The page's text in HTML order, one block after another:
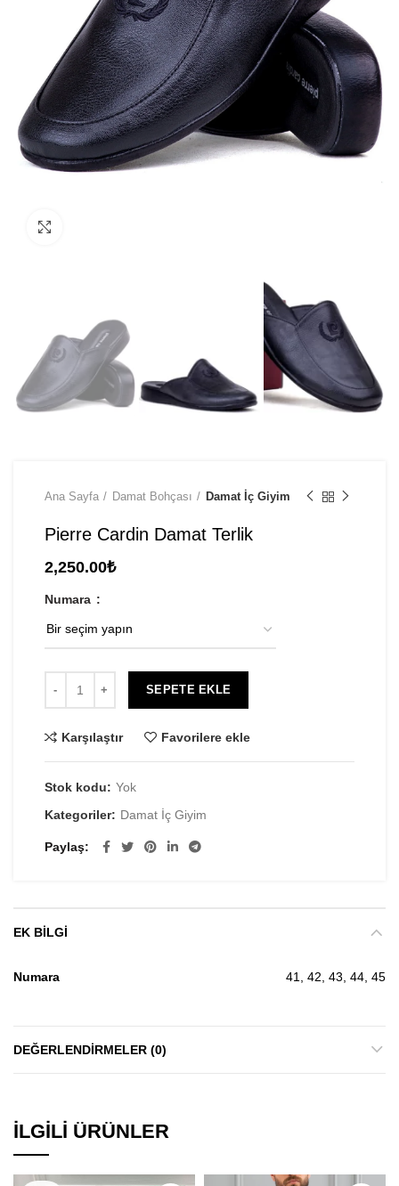
Ana Sayfa Damat Bohçası Damat İç Giyim
Pierre Cardin Damat Terlik
2,250.00₺
Numara
SEPETE EKLE
Karşılaştır Favorilere ekle
Stok kodu: Yok
Kategoriler: Damat İç Giyim
Paylaş
EK BILGI
Numara 41, 42, 43, 44, 45
DEĞERLENDIRMELER (0)
İLGILI ÜRÜNLER